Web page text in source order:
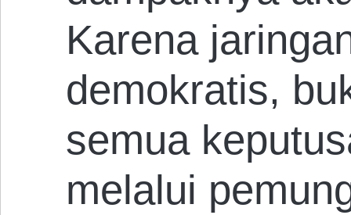
Karena
demokratis,
semua
melalui